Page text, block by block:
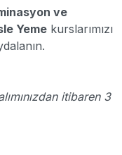
ve
Yeme kurslarımızı
itibaren 3